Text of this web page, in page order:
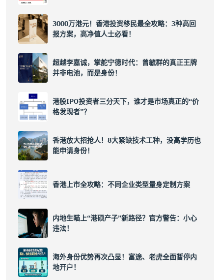
3000万港元！香港投资移民最全攻略：3种高回
报方案，高净值人士必看！
超越李嘉诚，掌舵宁德时代：曾毓群的真正王牌
并非电池，而是身份！
港股IPO投资者三分天下，谁才是市场真正的“价
格发现者”？
香港放大招抢人！8大紧缺技术工种，没高学历也
能申请身份！
香港上市全攻略：不同企业类型量身定制方案
内地生瞄上“港硕产子”新路径？官方警告：小心
违法！
海外身份优势再次凸显！富途、老虎全面暂停内
地开户！